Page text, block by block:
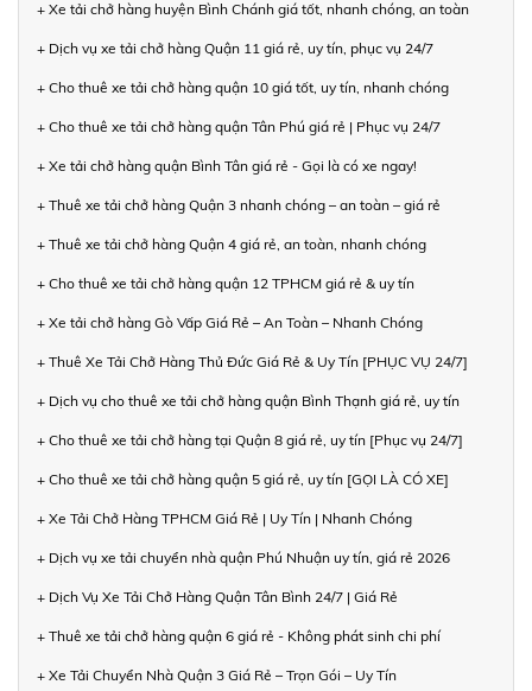
+ Xe tải chở hàng huyện Bình Chánh giá tốt, nhanh chóng, an toàn
+ Dịch vụ xe tải chở hàng Quận 11 giá rẻ, uy tín, phục vụ 24/7
+ Cho thuê xe tải chở hàng quận 10 giá tốt, uy tín, nhanh chóng
+ Cho thuê xe tải chở hàng quận Tân Phú giá rẻ | Phục vụ 24/7
+ Xe tải chở hàng quận Bình Tân giá rẻ - Gọi là có xe ngay!
+ Thuê xe tải chở hàng Quận 3 nhanh chóng – an toàn – giá rẻ
+ Thuê xe tải chở hàng Quận 4 giá rẻ, an toàn, nhanh chóng
+ Cho thuê xe tải chở hàng quận 12 TPHCM giá rẻ & uy tín
+ Xe tải chở hàng Gò Vấp Giá Rẻ – An Toàn – Nhanh Chóng
+ Thuê Xe Tải Chở Hàng Thủ Đức Giá Rẻ & Uy Tín [PHỤC VỤ 24/7]
+ Dịch vụ cho thuê xe tải chở hàng quận Bình Thạnh giá rẻ, uy tín
+ Cho thuê xe tải chở hàng tại Quận 8 giá rẻ, uy tín [Phục vụ 24/7]
+ Cho thuê xe tải chở hàng quận 5 giá rẻ, uy tín [GỌI LÀ CÓ XE]
+ Xe Tải Chở Hàng TPHCM Giá Rẻ | Uy Tín | Nhanh Chóng
+ Dịch vụ xe tải chuyển nhà quận Phú Nhuận uy tín, giá rẻ 2026
+ Dịch Vụ Xe Tải Chở Hàng Quận Tân Bình 24/7 | Giá Rẻ
+ Thuê xe tải chở hàng quận 6 giá rẻ - Không phát sinh chi phí
+ Xe Tải Chuyển Nhà Quận 3 Giá Rẻ – Trọn Gói – Uy Tín